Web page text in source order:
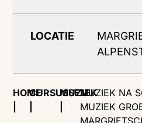
HOMECURSUSSEN
MUZIEKMUZIEK NA
MUZIEK
LOCATIE